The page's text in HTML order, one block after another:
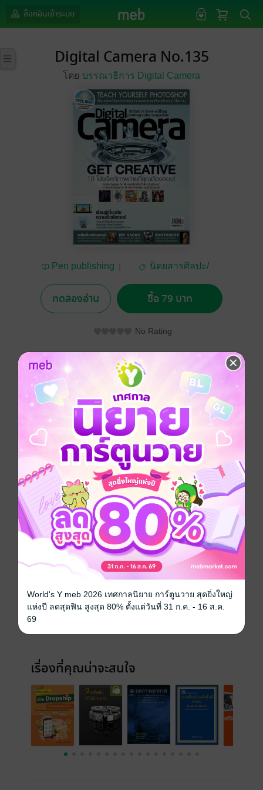
ล็อกอินเข้าระบบ
Digital Camera No.135
โดย บรรณาธิการ Digital Camera
Pen publishing
นิตยสารศิลปะ/
ทดลองอ่าน ซื้อ 79 บาท
No Rating
อยากได้ ซื้อเป็นของขวัญ แชร์
ประเภทไฟล์ pdf
วันที่วางขาย 15 เมษายน 2558
ความยาว 108 หน้า
ราคาปก 150 บาท (ประหยัด 47%)
ฉบับย้อนหลัง ดูทั้งหมด
เรื่องที่คุณน่าจะสนใจ
World's Y meb 2026 เทศกาลนิยาย การ์ตูนวาย สุดยิ่งใหญ่
แห่งปี ลดสุดฟิน สูงสุด 80% ตั้งแต่วันที่ 31 ก.ค. - 16 ส.ค.
69